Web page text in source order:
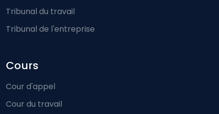
Tribunal du travail
Tribunal de l'entreprise
Cours
Cour d'appel
Cour du travail